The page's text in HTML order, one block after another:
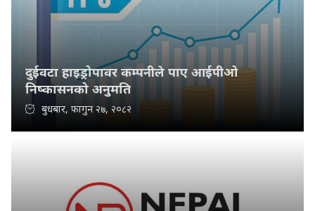
दुईवटा हाइड्रोपावर कम्पनीले पाए आईपीओ
निष्कासनको अनुमति
बुधबार, फागुन २७, २०८२